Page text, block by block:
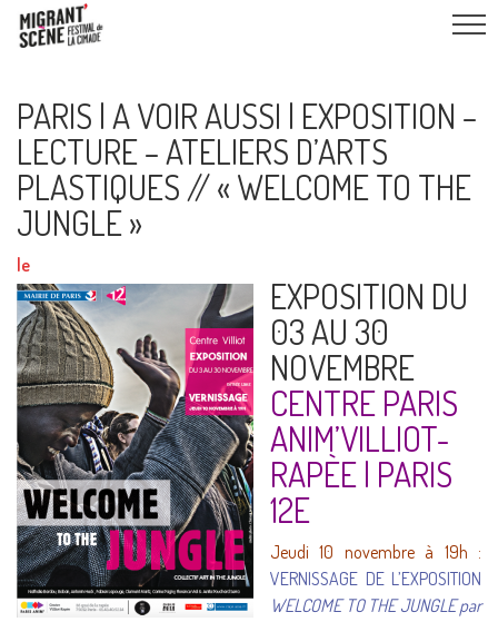
PARIS | A VOIR AUSSI | EXPOSITION –
LECTURE – ATELIERS D’ARTS
PLASTIQUES // « WELCOME TO THE
JUNGLE »
le
EXPOSITION DU
03 AU 30
NOVEMBRE
CENTRE PARIS
ANIM’VILLIOT-
RAPÈE | PARIS
12E
Jeudi 10 novembre à 19h :
VERNISSAGE DE L’EXPOSITION
WELCOME TO THE JUNGLE par